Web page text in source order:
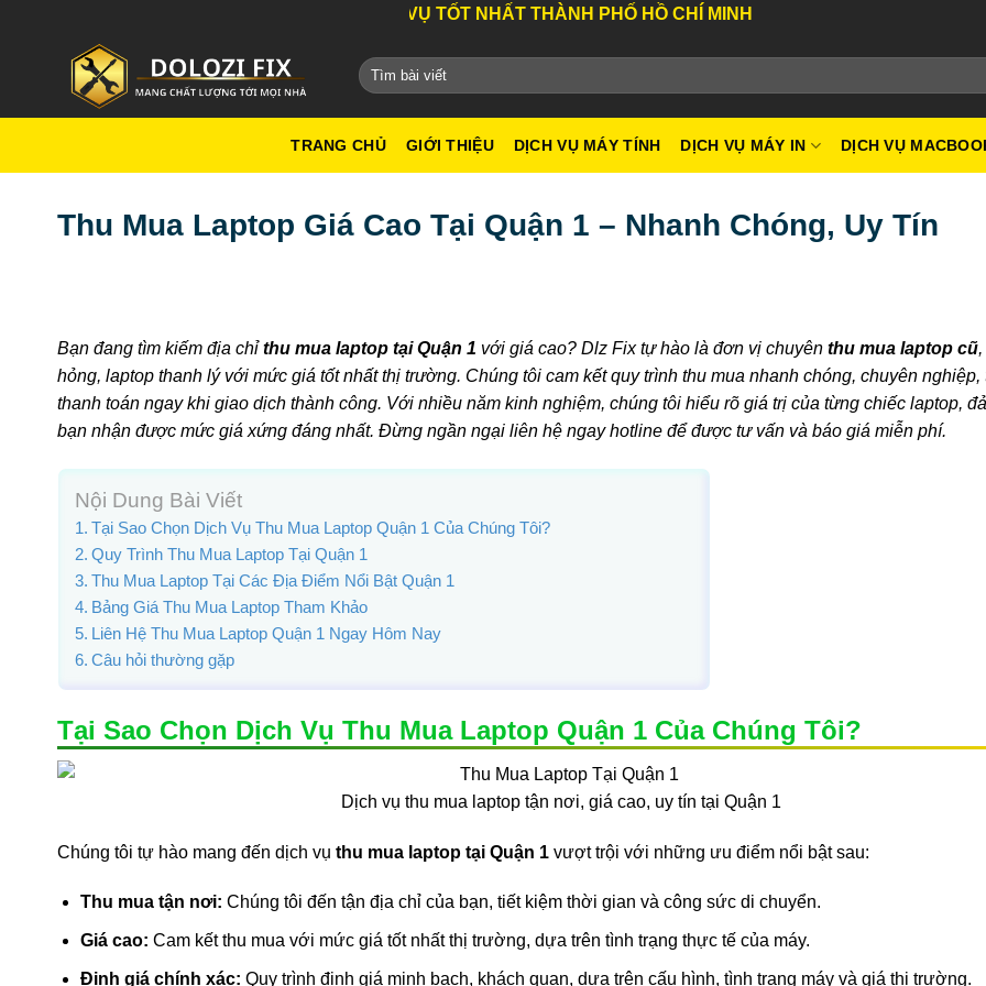
DỊCH VỤ TỐT NHẤT THÀNH PHỐ HỒ CHÍ MINH
TRANG CHỦ GIỚI THIỆU DỊCH VỤ MÁY TÍNH DỊCH VỤ MÁY IN DỊCH VỤ
Thu Mua Laptop Giá Cao Tại Quận 1 – Nhanh Chóng, Uy Tín
Bạn đang tìm kiếm địa chỉthu mua laptop tại Quận 1 với giá cao? Dlz Fix tự hào là đơn vị chuyên thu mua laptop cũ
hỏng, laptop thanh lý với mức giá tốt nhất thị trường. Chúng tôi cam kết quy trình thu mua nhanh chóng, chuyên nghiệp,
thanh toán ngay khi giao dịch thành công. Với nhiều năm kinh nghiệm, chúng tôi hiểu rõ giá trị của từng chiếc laptop,
bạn nhận được mức giá xứng đáng nhất. Đừng ngần ngại liên hệ ngay hotline để được tư vấn và báo giá miễn phí.
Nội Dung Bài Viết
Tại Sao Chọn Dịch Vụ Thu Mua Laptop Quận 1 Của Chúng Tôi?
Quy Trình Thu Mua Laptop Tại Quận 1
Thu Mua Laptop Tại Các Địa Điểm Nổi Bật Quận 1
Bảng Giá Thu Mua Laptop Tham Khảo
Liên Hệ Thu Mua Laptop Quận 1 Ngay Hôm Nay
Câu hỏi thường gặp
Tại Sao Chọn Dịch Vụ Thu Mua Laptop Quận 1 Của Chúng Tôi?
Dịch vụ thu mua laptop tận nơi, giá cao, uy tín tại Quận 1
Chúng tôi tự hào mang đến dịch vụ thu mua laptop tại Quận 1 vượt trội với những ưu điểm nổi bật sau:
Thu mua tận nơi: Chúng tôi đến tận địa chỉ của bạn, tiết kiệm thời gian và công sức di chuyển.
Giá cao: Cam kết thu mua với mức giá tốt nhất thị trường, dựa trên tình trạng thực tế của máy.
Định giá chính xác: Quy trình định giá minh bạch, khách quan, dựa trên cấu hình, tình trạng máy và giá thị trường.